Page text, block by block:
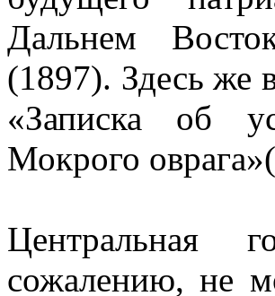
Дальнем
(1897). Здесь же
«Записка об
Мокрого
Центральная
сожалению, не